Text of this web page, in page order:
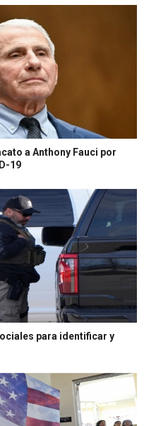
a Anthony Fauci por
19
para identificar y